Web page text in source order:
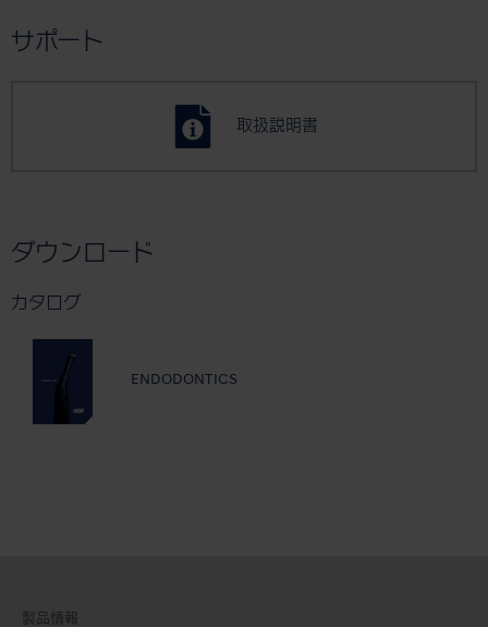
サポート
取扱説明書
ダウンロード
カタログ
ENDODONTICS
製品情報